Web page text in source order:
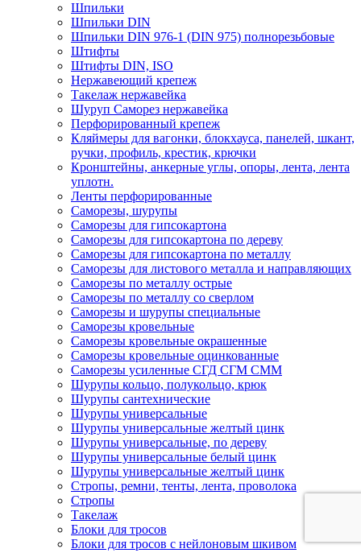
Шпильки
Шпильки DIN
Шпильки DIN 976-1 (DIN 975) полнорезьбовые
Штифты
Штифты DIN, ISO
Нержавеющий крепеж
Такелаж нержавейка
Шуруп Саморез нержавейка
Перфорированный крепеж
Кляймеры для вагонки, блокхауса, панелей, шкант,
ручки, профиль, крестик, крючки
Кронштейны, анкерные углы, опоры, лента, лента
уплотн.
Ленты перфорированные
Саморезы, шурупы
Саморезы для гипсокартона
Саморезы для гипсокартона по дереву
Саморезы для гипсокартона по металлу
Саморезы для листового металла и направляющих
Саморезы по металлу острые
Саморезы по металлу со сверлом
Саморезы и шурупы специальные
Саморезы кровельные
Саморезы кровельные окрашенные
Саморезы кровельные оцинкованные
Саморезы усиленные СГД СГМ СММ
Шурупы кольцо, полукольцо, крюк
Шурупы сантехнические
Шурупы универсальные
Шурупы универсальные желтый цинк
Шурупы универсальные, по дереву
Шурупы универсальные белый цинк
Шурупы универсальные желтый цинк
Стропы, ремни, тенты, лента, проволока
Стропы
Такелаж
Блоки для тросов
Блоки для тросов с нейлоновым шкивом